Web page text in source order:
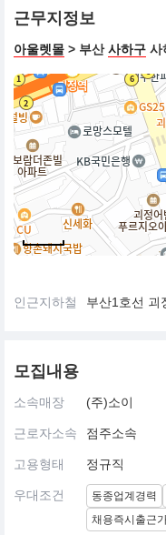
근무지정보
아울렛몰 > 부산사하구 사
인근지하철 부산1호선 괴
모집내용
소속매장 (주)소이
근로자소속 점주소속
고용형태 정규직
우대조건 동종업계경력
채용즉시출근